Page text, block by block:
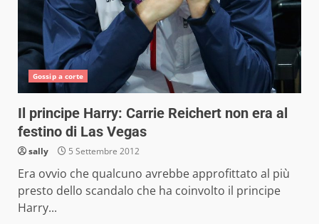
Gossip a corte
Il principe Harry: Carrie Reichert non era al
festino di Las Vegas
sally 5 Settembre 2012
Era ovvio che qualcuno avrebbe approfittato al più
presto dello scandalo che ha coinvolto il principe
Harry...